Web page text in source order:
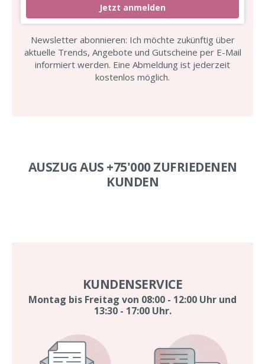
Jetzt anmelden
Newsletter abonnieren: Ich möchte zukünftig über
aktuelle Trends, Angebote und Gutscheine per E-Mail
informiert werden. Eine Abmeldung ist jederzeit
kostenlos möglich.
AUSZUG AUS +75'000 ZUFRIEDENEN
KUNDEN
KUNDENSERVICE
Montag bis Freitag von 08:00 - 12:00 Uhr und
13:30 - 17:00 Uhr.